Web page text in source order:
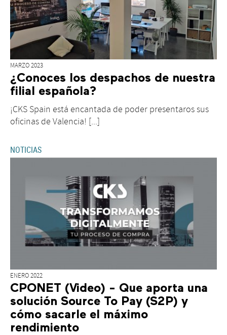
MARZO 2023
¿Conoces los despachos de nuestra
filial española?
¡CKS Spain está encantada de poder presentaros sus
oficinas de Valencia! [...]
NOTICIAS
ENERO 2022
CPONET (Video) - Que aporta una
solución Source To Pay (S2P) y
cómo sacarle el máximo
rendimiento